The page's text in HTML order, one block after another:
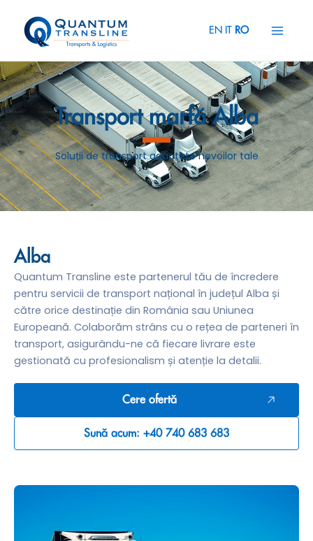
content
EN IT RO
Transport marfă Alba
Soluții de transport adaptate nevoilor tale
Alba
Quantum Transline este partenerul tău de încredere
pentru servicii de transport național în județul Alba și
către orice destinație din România sau Uniunea
Europeană. Colaborăm strâns cu o rețea de parteneri în
transport, asigurându-ne că fiecare livrare este
gestionată cu profesionalism și atenție la detalii.
Cere ofertă
Sună acum: +40 740 683 683